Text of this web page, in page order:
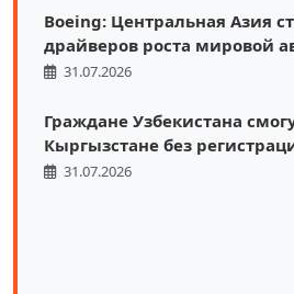
Boeing: Центральная Азия
драйверов роста мировой
31.07.2026
Граждане Узбекистана
Кыргызстане без
31.07.2026